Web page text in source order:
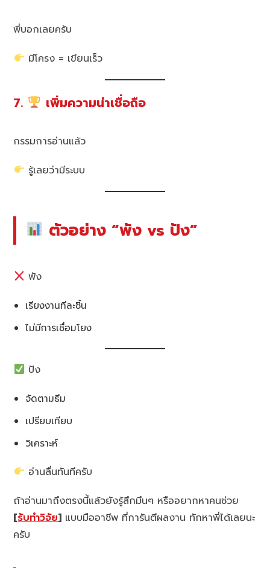
พี่บอกเลยครับ
มีโครง = เขียนเร็ว
7. เพิ่มความน่าเชื่อถือ
กรรมการอ่านแล้ว
รู้เลยว่ามีระบบ
ตัวอย่าง “พัง vs ปัง”
พัง
เรียงงานทีละชิ้น
ไม่มีการเชื่อมโยง
ปัง
จัดตามธีม
เปรียบเทียบ
วิเคราะห์
อ่านลื่นทันทีครับ
ถ้าอ่านมาถึงตรงนี้แล้วยังรู้สึกมึนๆ หรืออยากหาคนช่วย
[รับทำวิจัย] แบบมืออาชีพ ที่การันตีผลงาน ทักหาพี่ได้เลยนะ
ครับ